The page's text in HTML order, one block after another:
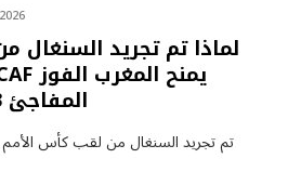
لماذا تم تجريد السنغال
المفاجئ 3-0 – انظر السبب